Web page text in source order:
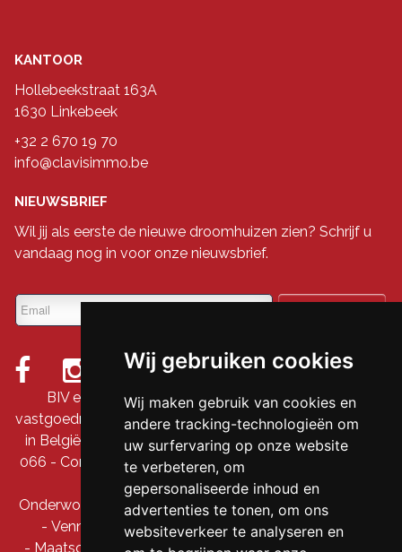
Wij gebruiken cookies
Wij maken gebruik van cookies en
andere tracking-technologieën om
uw surfervaring op onze website
te verbeteren, om
gepersonaliseerde inhoud en
advertenties te tonen, om ons
websiteverkeer te analyseren en
KANTOOR
Hollebeekstraat 163A
1630 Linkebeek
+32 2 670 19 70
info@clavisimmo.be
NIEUWSBRIEF
Wil jij als eerste de nieuwe droomhuizen zien? Schrijf u
vandaag nog in voor onze nieuwsbrief.
BIV erkende vastgoedmakelaar-bemiddelaar &
vastgoedmakelaar-rentmeester onder nummer 509 845
in België - Ondernemingsnummer: BTW BE-0690 711
066 - Controleorgaan: BIV, Luxemburgstraat 16B, 1000
Brussel
Onderworpen aan dedeontologische code van het BIV
- Vennootschap: DDS Prestige bv / Clavis immo
- Maatschappelijke zetel: Hollebeekstraat 163 A,1630